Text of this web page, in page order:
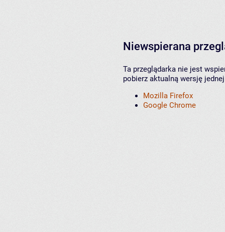
Niewspierana
Ta przeglądarka nie jest
pobierz aktualną wersję
Mozilla Firefox
Google Chrome